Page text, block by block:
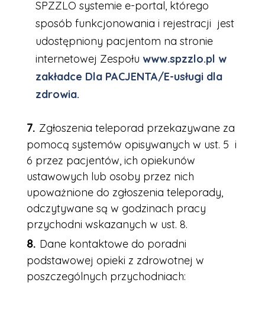
SPZZLO systemie e-portal, którego
sposób funkcjonowania i rejestracji jest
udostępniony pacjentom na stronie
internetowej Zespołu www.spzzlo.pl w
zakładce Dla PACJENTA/E-usługi dla
zdrowia.
Zgłoszenia teleporad przekazywane za
pomocą systemów opisywanych w ust. 5 i
6 przez pacjentów, ich opiekunów
ustawowych lub osoby przez nich
upoważnione do zgłoszenia teleporady,
odczytywane są w godzinach pracy
przychodni wskazanych w ust. 8.
Dane kontaktowe do poradni
podstawowej opieki z zdrowotnej w
poszczególnych przychodniach: